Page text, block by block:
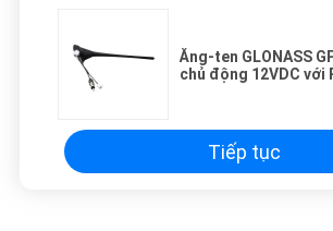
Ăng-ten GLONASS
chủ động 12VDC với
Tiếp tục